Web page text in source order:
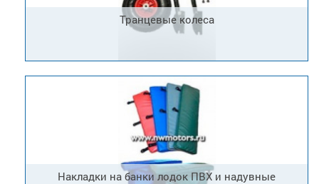
Транцевые колеса
Накладки на банки лодок ПВХ и надувные